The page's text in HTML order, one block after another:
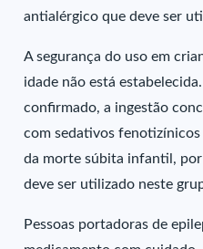
antialérgico que deve ser
A segurança do uso em
idade não está
confirmado, a ingestão
com sedativos
da morte súbita infantil,
deve ser utilizado neste
Pessoas portadoras de